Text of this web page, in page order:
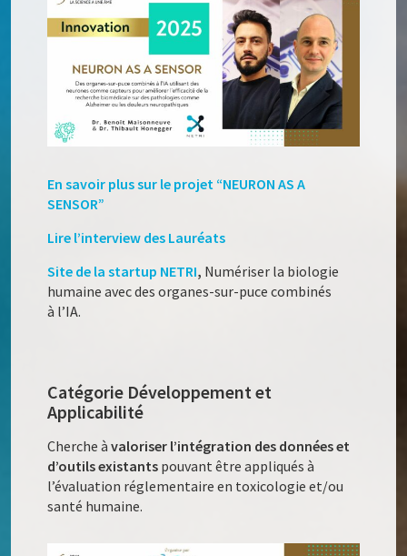
En savoir plus sur le projet “NEURON AS A
SENSOR”
Lire l’interview des Lauréats
Site de la startup NETRI, Numériser la biologie
humaine avec des organes-sur-puce combinés
à l’IA.
Catégorie Développement et
Applicabilité
Cherche àvaloriser l’intégration des données et
d’outils existants pouvant être appliqués à
l’évaluation réglementaire en toxicologie et/ou
santé humaine.